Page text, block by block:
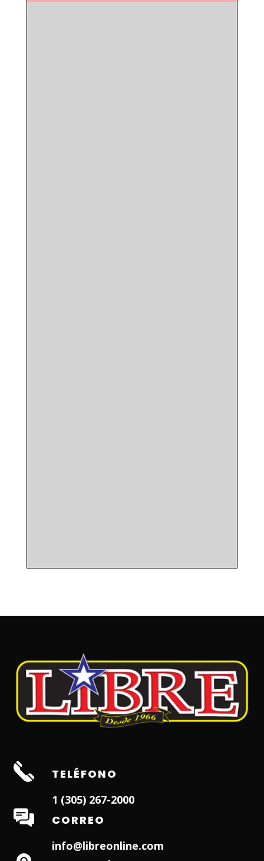
TELÉFONO
1 (305) 267-2000
CORREO
info@libreonline.com